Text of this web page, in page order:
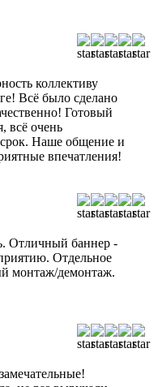
коллективу
Всё было сделано
Готовый
всё очень
Наше общение и
впечатления!
Отличный баннер -
Отдельное
монтаж/демонтаж.